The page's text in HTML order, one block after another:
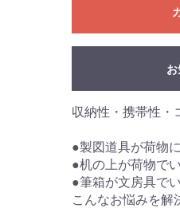
収納性・携帯性・
●製図道具が荷物
●机の上が荷物で
●筆箱が文房具で
こんなお悩みを解